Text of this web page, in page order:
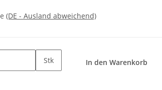
(DE - Ausland abweichend)
Stk In den Warenkorb